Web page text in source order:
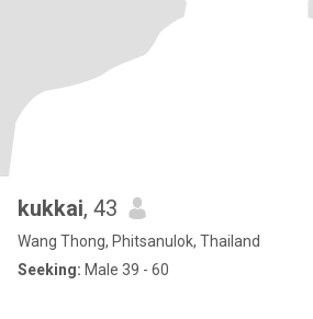
kukkai, 43
Wang Thong, Phitsanulok, Thailand
Seeking: Male 39 - 60